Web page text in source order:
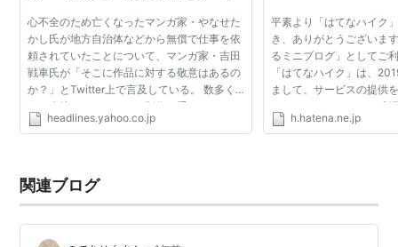
たのもしき日本語（川崎ぶらとの共著・角川書
店）
失敗成功中ぐらい（川崎ぶらとの共著・角川書
店）
吉田自転車（講談社）
悪い笛―エハイク2（フリースタイル）
関連キーワード
心不全のため亡くなったマンガ家・やなせた
かし氏が地方自治体などから無償で仕事を依
頼されていたことについて、マンガ家・吉田
戦車氏が「そこに作品に対する敬意はあるの
か？」とTwitter上で言及している。 数多く
のご当地キャラクターの制作も手がけていた
やなせ氏。コピーライター・糸井重里氏の公
headlines.yahoo.co.jp
平素より「はてなハイク
き、ありがとうございま
るミニブログ」としてご
「はてなハイク」は、
まして、サービスの提供
きました。 これまでご
ーザーの皆さまに深く感
h.hatena.ne.jp
関連ブログ